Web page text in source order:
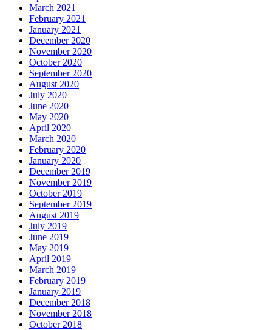
March 2021
February 2021
January 2021
December 2020
November 2020
October 2020
September 2020
August 2020
July 2020
June 2020
May 2020
April 2020
March 2020
February 2020
January 2020
December 2019
November 2019
October 2019
September 2019
August 2019
July 2019
June 2019
May 2019
April 2019
March 2019
February 2019
January 2019
December 2018
November 2018
October 2018